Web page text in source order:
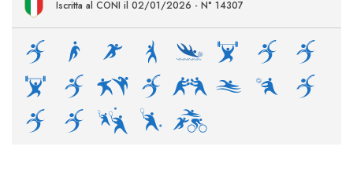
Iscritta al CONI il 02/01/2026 - N° 14307